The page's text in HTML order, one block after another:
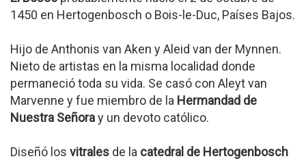
1450 en Hertogenbosch o Bois-le-Duc, Países Bajos.
Hijo de Anthonis van Aken y Aleid van der Mynnen.
Nieto de artistas en la misma localidad donde
permaneció toda su vida. Se casó con Aleyt van
Marvenne y fue miembro de la Hermandad de
Nuestra Señoray un devoto católico.
Diseñó los vitrales de la catedral de Hertogenbosch